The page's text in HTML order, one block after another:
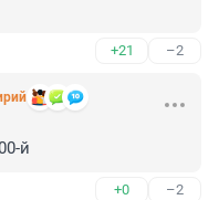
+21 –2
й
+0 –2